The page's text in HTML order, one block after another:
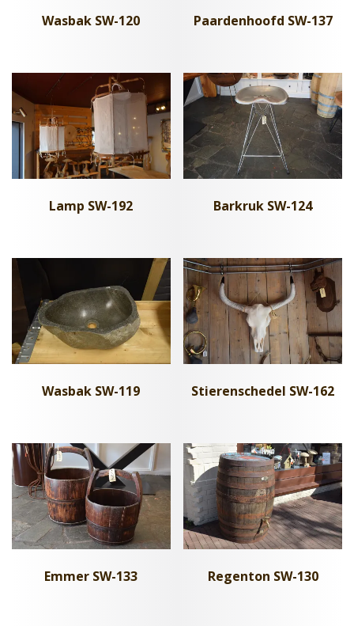
Wasbak SW-120 Paardenhoofd SW-137
Lamp SW-192 Barkruk SW-124
Wasbak SW-119 Stierenschedel SW-162
Emmer SW-133 Regenton SW-130